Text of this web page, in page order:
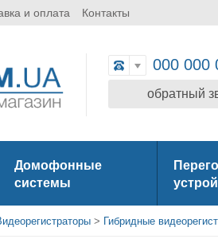
и оплата Контакты
000 000
обратный
Домофонные
системы
> Гибридные